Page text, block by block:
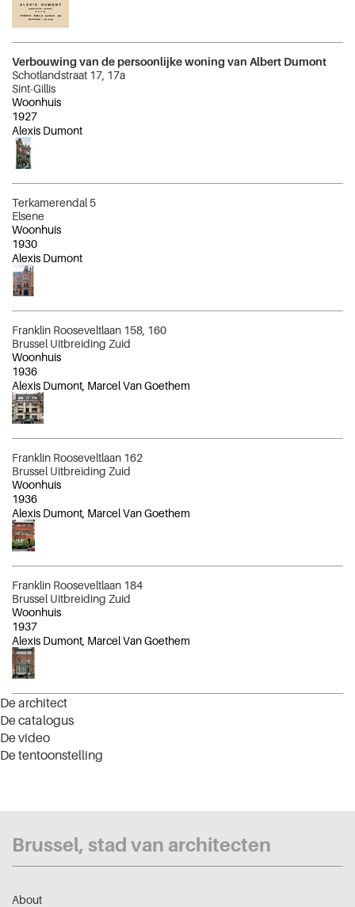
Verbouwing van de persoonlijke woning van Albert Dumont
Schotlandstraat 17, 17a
Sint-Gillis
Woonhuis
1927
Alexis Dumont
Terkamerendal 5
Elsene
Woonhuis
1930
Alexis Dumont
Franklin Rooseveltlaan 158, 160
Brussel Uitbreiding Zuid
Woonhuis
1936
Alexis Dumont, Marcel Van Goethem
Franklin Rooseveltlaan 162
Brussel Uitbreiding Zuid
Woonhuis
1936
Alexis Dumont, Marcel Van Goethem
Franklin Rooseveltlaan 184
Brussel Uitbreiding Zuid
Woonhuis
1937
Alexis Dumont, Marcel Van Goethem
De architect
De catalogus
De video
De tentoonstelling
Brussel, stad van architecten
About